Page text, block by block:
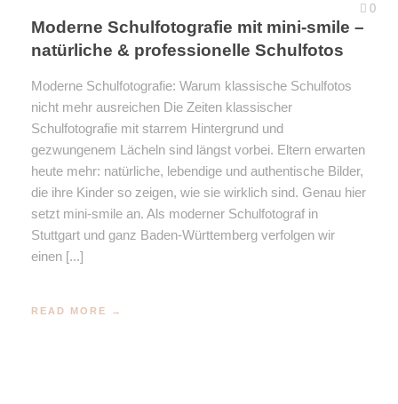
Babybauchshooting
Newbornshooting
Familienfotoshooting
Generationsfotoshooting
Moderne Schulfotografie mit mini-smile –
natürliche & professionelle Schulfotos
0
Moderne Schulfotografie: Warum klassische Schulfotos
nicht mehr ausreichen Die Zeiten klassischer
Schulfotografie mit starrem Hintergrund und
gezwungenem Lächeln sind längst vorbei. Eltern erwarten
heute mehr: natürliche, lebendige und authentische Bilder,
die ihre Kinder so zeigen, wie sie wirklich sind. Genau hier
setzt mini-smile an. Als moderner Schulfotograf in
Stuttgart und ganz Baden-Württemberg verfolgen wir
einen [...]
READ MORE →